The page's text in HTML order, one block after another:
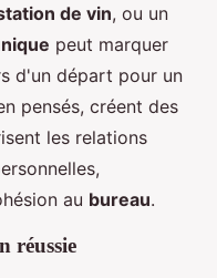
de vin, ou un
peut marquer
d'un départ pour un
pensés, créent des
les relations
au bureau.
réussie